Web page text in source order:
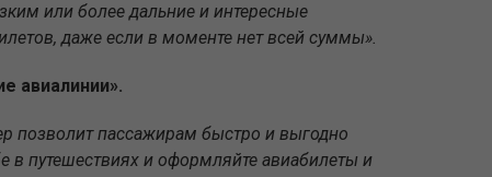
или более дальние и интересные
даже если в моменте нет всей суммы».
авиалинии».
позволит пассажирам быстро и выгодно
путешествиях и оформляйте авиабилеты и